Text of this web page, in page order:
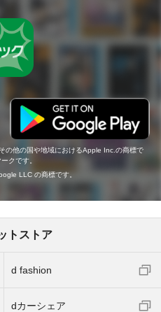
の他の国や地域におけるApple Inc.の商標で
クです。
LLC の商標です。
トストア
d fashion
dカーシェア